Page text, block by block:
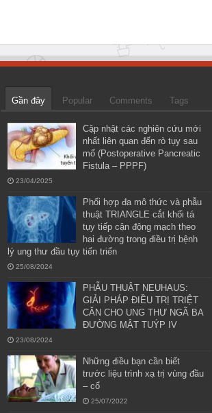
Gần đây Popular Comments Tags
Cập nhật các nghiên cứu mới
nhất liên quan đến rò tụy sau
mổ (Postoperative Pancreatic
Fistula – PPPF)
23/04/2025
Phối hợp đa mô thức và phẫu
thuật TRIANGLE cắt khối tá
tụy tiếp cận động mạch theo
hai đường trong điều trị bệnh
lý ung thư đầu tụy tiến triển
25/08/2024
PHẪU THUẬT NEUHAUS:
GIẢI PHÁP ĐIỀU TRỊ TRIỆT
CĂN CHO UNG THƯ NGÃ BA
ĐƯỜNG MẬT TUÝP IV
23/08/2024
Những điều bạn cần biết
trước liệu trình xạ trị vùng đầu
– cổ
25/07/2022